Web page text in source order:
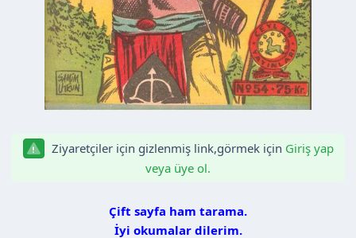
Ziyaretçiler için gizlenmiş link,görmek için Giriş yap
veya üye ol.
Çift sayfa ham tarama.
İyi okumalar dilerim.